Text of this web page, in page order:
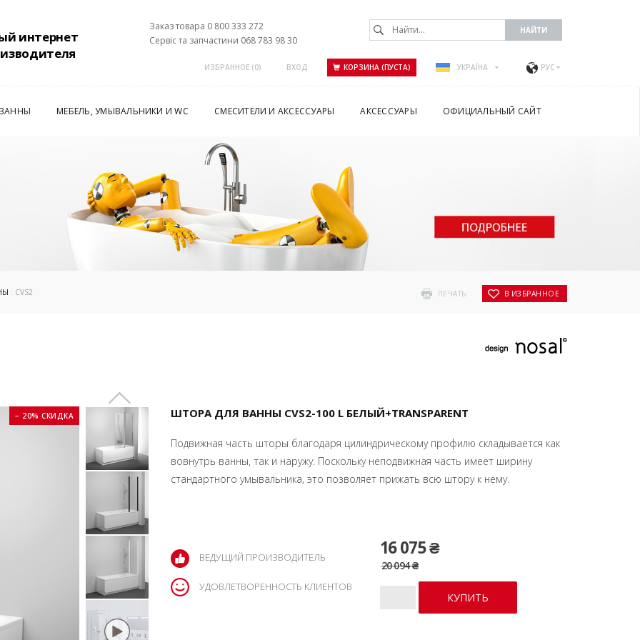
интернет
Заказ товара 0 800 333 272
Сервіс та запчастини 068 783 98 30
ИЗБРАННОЕ (0) ВХОД КОРЗИНА (ПУСТА) УКРАЇНА РУС
МЕБЕЛЬ, УМЫВАЛЬНИКИ И WC СМЕСИТЕЛИ И АКСЕССУАРЫ АКСЕССУАРЫ ОФИЦИАЛЬНЫЙ САЙТ
ПЕЧАТЬ В ИЗБРАННОЕ
: CVS2
− 20% СКИДКА ШТОРА ДЛЯ ВАННЫ CVS2-100 L БЕЛЫЙ+TRANSPARENT
Подвижная часть шторы благодаря цилиндрическому профилю складывается как
вовнутрь ванны, так и наружу. Поскольку неподвижная часть имеет ширину
стандартного умывальника, это позволяет прижать всю штору к нему.
16 075 ₴
20 094 ₴
ВЕДУЩИЙ ПРОИЗВОДИТЕЛЬ
УДОВЛЕТВОРЕННОСТЬ КЛИЕНТОВ